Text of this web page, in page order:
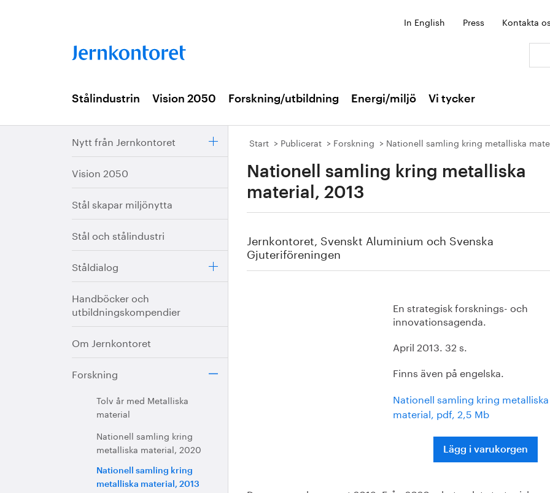
In English Press Kontakta
Stålindustrin Vision 2050 Forskning/utbildning Energi/miljö Vi tycker
Nytt från Jernkontoret
Vision 2050
Stål skapar miljönytta
Stål och stålindustri
Ståldialog
Handböcker och
utbildningskompendier
Om Jernkontoret
Forskning
Tolv år med Metalliska
material
Nationell samling kring
metalliska material, 2020
Nationell samling kring
metalliska material, 2013
Start Publicerat Forskning Nationell samling kring metalliska
Nationell samling kring metalliska
material, 2013
Jernkontoret, Svenskt Aluminium och Svenska
Gjuteriföreningen
En strategisk forsknings- och
innovationsagenda.
April 2013. 32 s.
Finns även på engelska.
Nationell samling kring metalliska
material, pdf, 2,5 Mb
Lägg i varukorgen